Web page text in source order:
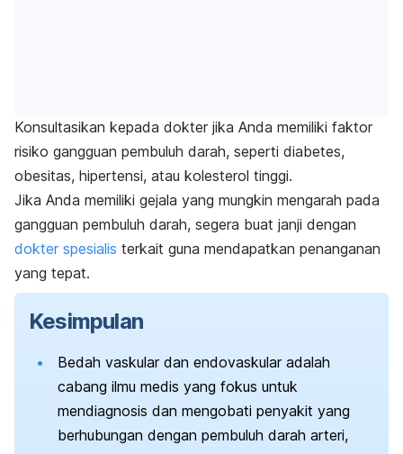
Konsultasikan kepada dokter jika Anda memiliki faktor
risiko gangguan pembuluh darah, seperti diabetes,
obesitas, hipertensi, atau kolesterol tinggi.
Jika Anda memiliki gejala yang mungkin mengarah pada
gangguan pembuluh darah, segera buat janji dengan
dokter spesialis terkait guna mendapatkan penanganan
yang tepat.
Kesimpulan
Bedah vaskular dan endovaskular adalah
cabang ilmu medis yang fokus untuk
mendiagnosis dan mengobati penyakit yang
berhubungan dengan pembuluh darah arteri,